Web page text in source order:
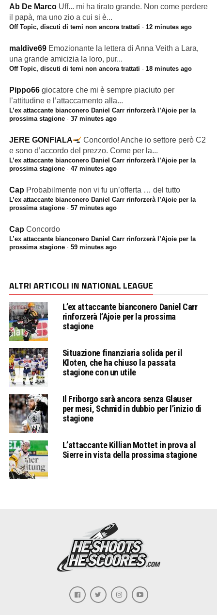
Ab De Marco Uff... mi ha tirato grande. Non come perdere
il papà, ma uno zio a cui si è...
Off Topic, discuti di temi non ancora trattati · 12 minutes ago
maldive69 Emozionante la lettera di Anna Veith a Lara,
una grande amicizia la loro, pur...
Off Topic, discuti di temi non ancora trattati · 18 minutes ago
Pippo66 giocatore che mi è sempre piaciuto per
l’attitudine e l’attaccamento alla...
L’ex attaccante bianconero Daniel Carr rinforzerà l’Ajoie per la
prossima stagione· 37 minutes ago
JERE GONFIALA
Concordo! Anche io settore però C2
e sono d’accordo del prezzo. Come per la...
L’ex attaccante bianconero Daniel Carr rinforzerà l’Ajoie per la
prossima stagione· 47 minutes ago
Cap Probabilmente non vi fu un’offerta … del tutto
L’ex attaccante bianconero Daniel Carr rinforzerà l’Ajoie per la
prossima stagione· 57 minutes ago
Cap Concordo
L’ex attaccante bianconero Daniel Carr rinforzerà l’Ajoie per la
prossima stagione· 59 minutes ago
ALTRI ARTICOLI IN NATIONAL LEAGUE
L’ex attaccante bianconero Daniel Carr
rinforzerà l’Ajoie per la prossima
stagione
Situazione finanziaria solida per il
Kloten, che ha chiuso la passata
stagione con un utile
Il Friborgo sarà ancora senza Glauser
per mesi, Schmid in dubbio per l’inizio di
stagione
L’attaccante Killian Mottet in prova al
Sierre in vista della prossima stagione